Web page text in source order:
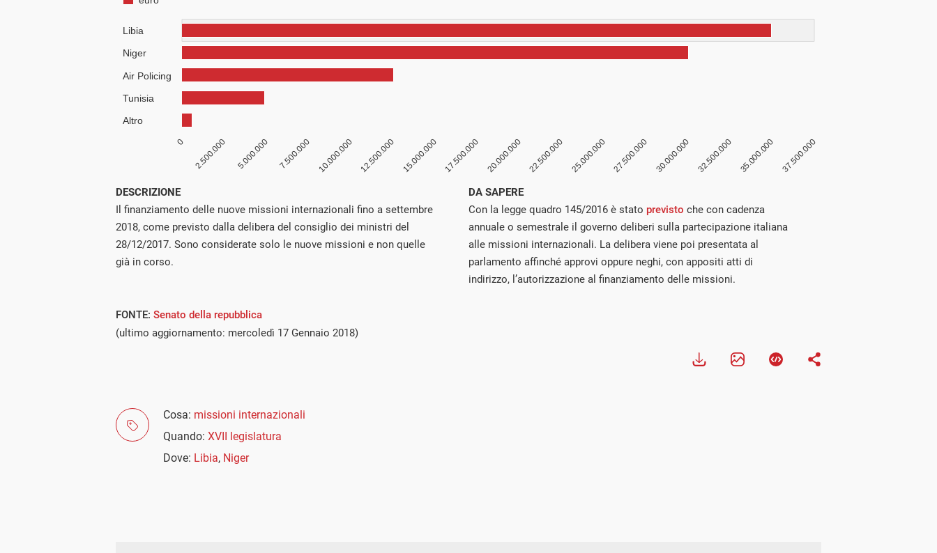
DESCRIZIONE
Il finanziamento delle nuove missioni internazionali fino a settembre
2018, come previsto dalla delibera del consiglio dei ministri del
28/12/2017. Sono considerate solo le nuove missioni e non quelle
già in corso.
DA SAPERE
Con la legge quadro 145/2016 è stato previsto che con cadenza
annuale o semestrale il governo deliberi sulla partecipazione italiana
alle missioni internazionali. La delibera viene poi presentata al
parlamento affinché approvi oppure neghi, con appositi atti di
indirizzo, l’autorizzazione al finanziamento delle missioni.
FONTE: Senato della repubblica
(ultimo aggiornamento: mercoledì 17 Gennaio 2018)
Cosa: missioni internazionali
Quando: XVII legislatura
Dove: Libia, Niger